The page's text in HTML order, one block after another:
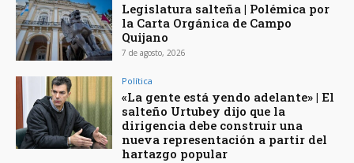
Legislatura salteña | Polémica por
la Carta Orgánica de Campo
Quijano
7 de agosto, 2026
Política
«La gente está yendo adelante» | El
salteño Urtubey dijo que la
dirigencia debe construir una
nueva representación a partir del
hartazgo popular